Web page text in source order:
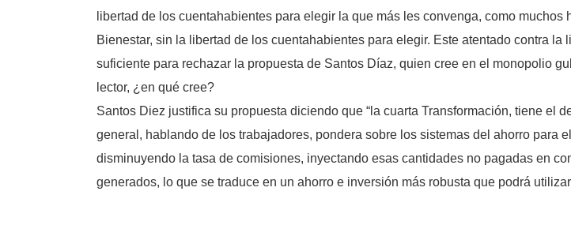
libertad de los cuentahabientes para elegir la que más les convenga, como
Bienestar, sin la libertad de los cuentahabientes para elegir. Este atentado contra
suficiente para rechazar la propuesta de Santos Díaz, quien cree en el monopolio
lector, ¿en qué cree?
Santos Diez justifica su propuesta diciendo que “la cuarta Transformación, tiene el
general, hablando de los trabajadores, pondera sobre los sistemas del ahorro para
disminuyendo la tasa de comisiones, inyectando esas cantidades no pagadas en
generados, lo que se traduce en un ahorro e inversión más robusta que podrá